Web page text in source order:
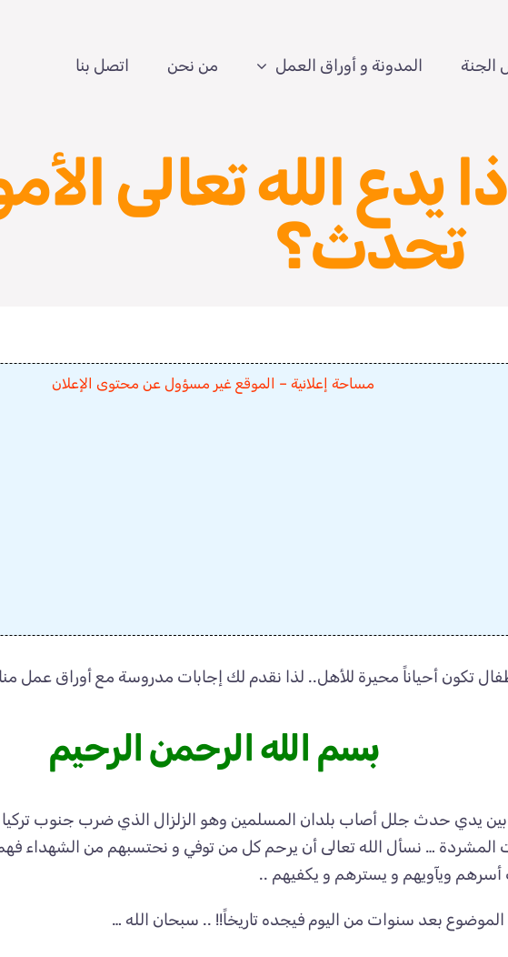
الجنة المدونة و أوراق العمل من نحن اتصل بنا
يدع الله تعالى
تحدث؟
مساحة إعلانية – الموقع غير مسؤول عن محتوى الإعلان
تكون أحياناً محيرة للأهل.. لذا نقدم لك إجابات مدروسة مع أوراق عمل
بسم الله الرحمن الرحيم
يدي حدث جلل أصاب بلدان المسلمين وهو الزلزال الذي ضرب جنوب
المشردة … نسأل الله تعالى أن يرحم كل من توفي و نحتسبهم من الشهداء
ويآويهم و يسترهم و يكفيهم ..
بعد سنوات من اليوم فيجده تاريخاً!! .. سبحان الله …